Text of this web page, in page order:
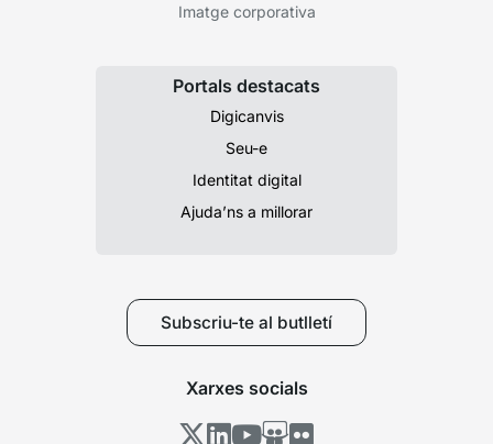
Imatge corporativa
Portals destacats
Digicanvis
Seu-e
Identitat digital
Ajuda’ns a millorar
Subscriu-te al butlletí
Xarxes socials